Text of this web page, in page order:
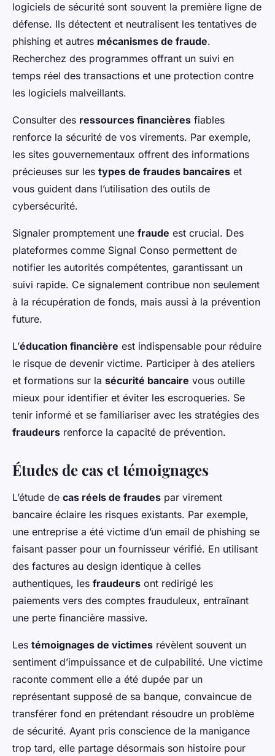
logiciels de sécurité sont souvent la première ligne de
défense. Ils détectent et neutralisent les tentatives de
phishing et autres mécanismes de fraude.
Recherchez des programmes offrant un suivi en
temps réel des transactions et une protection contre
les logiciels malveillants.
Consulter des ressources financières fiables
renforce la sécurité de vos virements. Par exemple,
les sites gouvernementaux offrent des informations
précieuses sur les types de fraudes bancaires et
vous guident dans l’utilisation des outils de
cybersécurité.
Signaler promptement une fraude est crucial. Des
plateformes comme Signal Conso permettent de
notifier les autorités compétentes, garantissant un
suivi rapide. Ce signalement contribue non seulement
à la récupération de fonds, mais aussi à la prévention
future.
L’éducation financière est indispensable pour réduire
le risque de devenir victime. Participer à des ateliers
et formations sur la sécurité bancaire vous outille
mieux pour identifier et éviter les escroqueries. Se
tenir informé et se familiariser avec les stratégies des
fraudeurs renforce la capacité de prévention.
Études de cas et témoignages
L’étude de cas réels de fraudes par virement
bancaire éclaire les risques existants. Par exemple,
une entreprise a été victime d’un email de phishing se
faisant passer pour un fournisseur vérifié. En utilisant
des factures au design identique à celles
authentiques, les fraudeurs ont redirigé les
paiements vers des comptes frauduleux, entraînant
une perte financière massive.
Les témoignages de victimes révèlent souvent un
sentiment d’impuissance et de culpabilité. Une victime
raconte comment elle a été dupée par un
représentant supposé de sa banque, convaincue de
transférer fond en prétendant résoudre un problème
de sécurité. Ayant pris conscience de la manigance
trop tard, elle partage désormais son histoire pour